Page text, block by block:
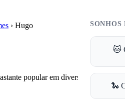
SONHOS
🐱
🐍
› Hugo
popular em diversas culturas.